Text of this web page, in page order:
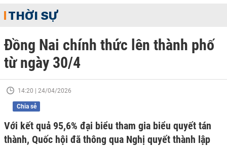
THỜI SỰ
Đồng Nai chính thức lên thành phố
từ ngày 30/4
14:20 | 24/04/2026
Chia sẻ
Với kết quả 95,6% đại biểu tham gia biểu quyết tán
thành, Quốc hội đã thông qua Nghị quyết thành lập